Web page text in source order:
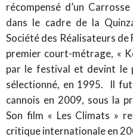
récompensé d’un
dans le cadre de la
Société des Réalisateurs de
premier court-métrage, «
par le festival et devint
sélectionné, en 1995. Il
cannois en 2009, sous la
Son film « Les Climats »
critique internationale en